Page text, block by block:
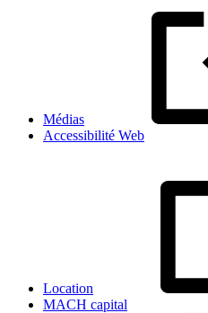
Médias
Accessibilité Web
Location
MACH capital